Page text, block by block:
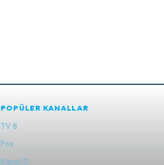
POPÜLER KANALLAR
TV 8
Fox
Kanal D